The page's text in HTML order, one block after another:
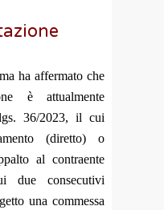
ha affermato che
è attualmente
36/2023, il cui
(diretto) o
al contraente
due consecutivi
una commessa